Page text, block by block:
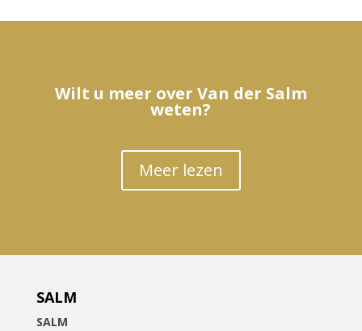
Wilt u meer over Van der Salm
weten?
Meer lezen
SALM
SALM